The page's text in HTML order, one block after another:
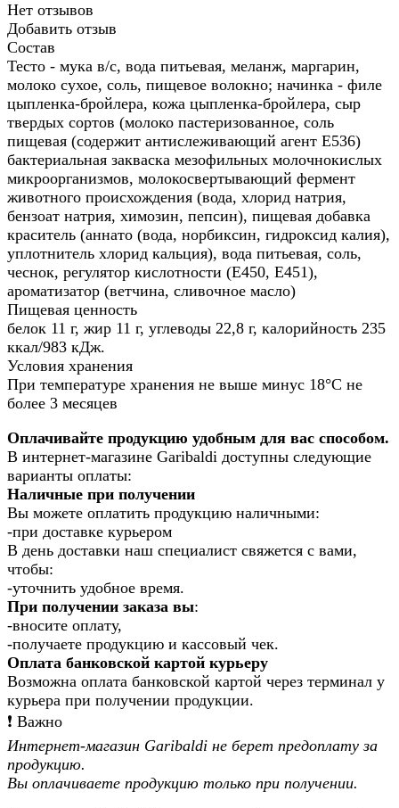
Нет отзывов
Добавить отзыв
Состав
Тесто - мука в/с, вода питьевая, меланж, маргарин,
молоко сухое, соль, пищевое волокно; начинка - филе
цыпленка-бройлера, кожа цыпленка-бройлера, сыр
твердых сортов (молоко пастеризованное, соль
пищевая (содержит антислеживающий агент Е536)
бактериальная закваска мезофильных молочнокислых
микроорганизмов, молокосвертывающий фермент
животного происхождения (вода, хлорид натрия,
бензоат натрия, химозин, пепсин), пищевая добавка
краситель (аннато (вода, норбиксин, гидроксид калия),
уплотнитель хлорид кальция), вода питьевая, соль,
чеснок, регулятор кислотности (Е450, Е451),
ароматизатор (ветчина, сливочное масло)
Пищевая ценность
белок 11 г, жир 11 г, углеводы 22,8 г, калорийность 235
ккал/983 кДж.
Условия хранения
При температуре хранения не выше минус 18°С не
более 3 месяцев
Оплачивайте продукцию удобным для вас способом.
В интернет-магазине Garibaldi доступны следующие
варианты оплаты:
Наличные при получении
Вы можете оплатить продукцию наличными:
-при доставке курьером
В день доставки наш специалист свяжется с вами,
чтобы:
-уточнить удобное время.
При получении заказа вы:
-вносите оплату,
-получаете продукцию и кассовый чек.
Оплата банковской картой курьеру
Возможна оплата банковской картой через терминал у
курьера при получении продукции.
❗️ Важно
Интернет-магазин Garibaldi не берет предоплату за
продукцию.
Вы оплачиваете продукцию только при получении.